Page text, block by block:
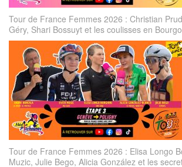
Tour de France Femmes 2026 : Christian
Géry, Shari Bossuyt et les coulisses en
Tour de France Femmes 2026 : Elisa Longo
Muzic, Julie Bego, Alicia González et les